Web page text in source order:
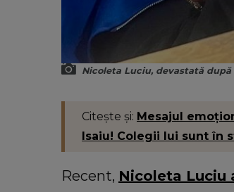
Nicoleta Luciu, devastată
Citește și: Mesajul
Isaiu! Colegii lui sunt în
Recent, Nicoleta Luciu